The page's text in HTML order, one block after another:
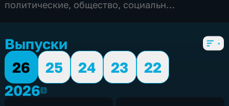
политические, общество, социально-
Выпуски
26
25 24 23
22
20262026